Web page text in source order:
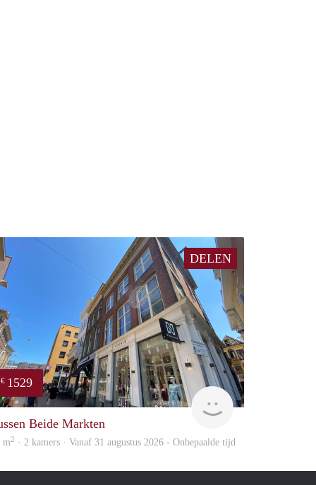
DELEN
€ 1529
GrunoVerhuur
Beide Markten
m2 · 2 kamers · Vanaf 31 augustus 2026 - Onbepaalde tijd